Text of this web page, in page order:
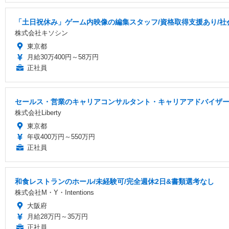
「土日祝休み」ゲーム内映像の編集スタッフ/資格取得支援あり/
株式会社キソシン
東京都
月給30万400円～58万円
正社員
セールス・営業のキャリアコンサルタント・キャリアアドバイザー
株式会社Liberty
東京都
年収400万円～550万円
正社員
和食レストランのホール/未経験可/完全週休2日&書類選考なし
株式会社M・Y・Intentions
大阪府
月給28万円～35万円
正社員